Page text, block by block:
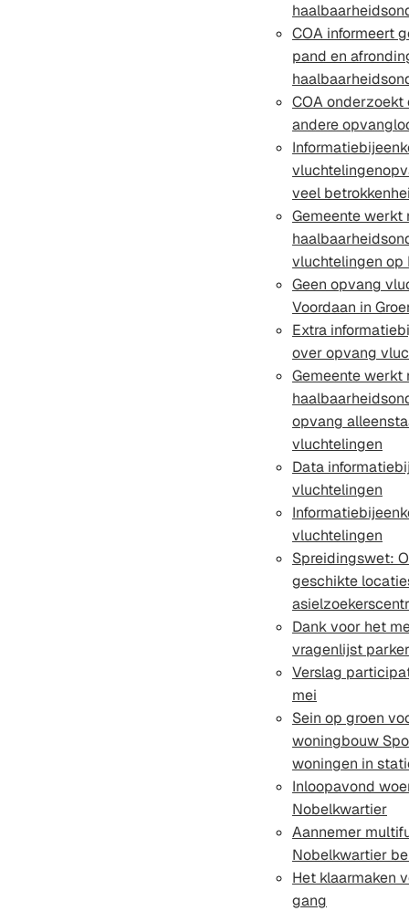
COA informeert
pand en
COA
andere
veel
Gemeente werkt
vluchtelingen op
Geen opvang
Voordaan in
Extra
over opvang
Gemeente werkt
opvang
vluchtelingen
Data
vluchtelingen
vluchtelingen
Spreidingswet:
geschikte
Dank voor het
vragenlijst
Verslag
mei
Sein op groen
woningbouw
woningen in
Inloopavond
Nobelkwartier
Aannemer
Nobelkwartier
Het klaarmaken
gang